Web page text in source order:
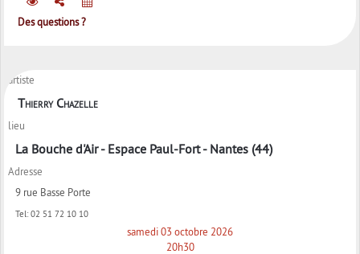
Des questions ?
artiste
Thierry Chazelle
lieu
La Bouche d'Air - Espace Paul-Fort - Nantes (44)
Adresse
9 rue Basse Porte
Tel: 02 51 72 10 10
samedi 03 octobre 2026
20h30